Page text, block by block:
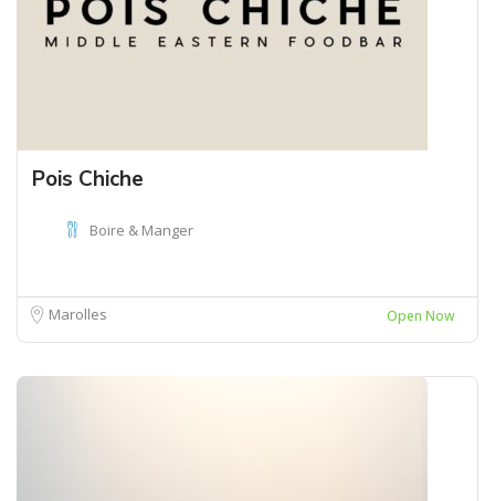
Pois Chiche
Boire & Manger
Marolles Open Now